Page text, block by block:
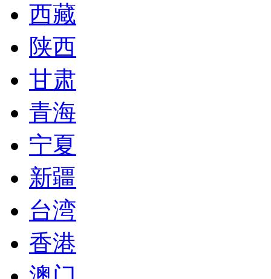
西藏
陕西
甘肃
青海
宁夏
新疆
台湾
香港